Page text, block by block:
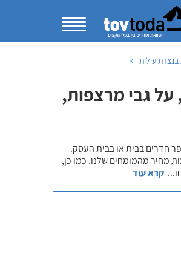
עילית
גבי מרצפות,
חדרים בבית או בבית העסק.
מחיר מהמומחים שלנו. כמו כן,
... קרא עוד